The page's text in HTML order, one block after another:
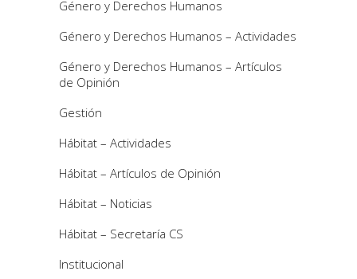
Género y Derechos Humanos
Género y Derechos Humanos – Actividades
Género y Derechos Humanos – Artículos
de Opinión
Gestión
Hábitat – Actividades
Hábitat – Artículos de Opinión
Hábitat – Noticias
Hábitat – Secretaría CS
Institucional